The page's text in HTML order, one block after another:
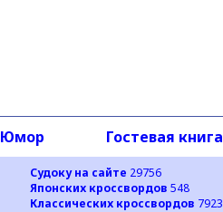
Судоку на сайте 29756
Японских кроссвордов 548
Классических кроссвордов 7923
Юмор Гостевая книга